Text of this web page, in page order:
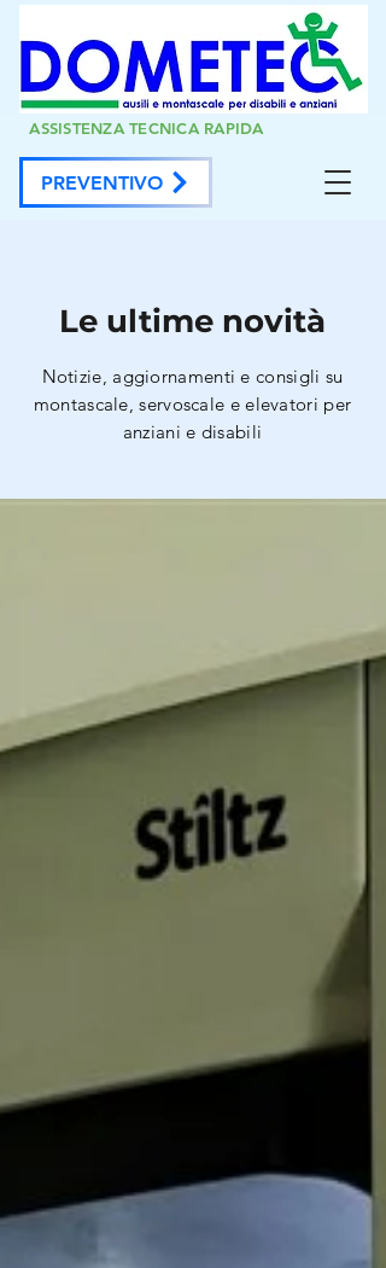
PREVENTIVO
ASSISTENZA TECNICA RAPIDA
Le ultime novità
Notizie, aggiornamenti e consigli su
montascale, servoscale e elevatori per
anziani e disabili